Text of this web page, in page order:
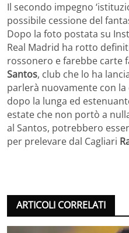
Il secondo impegno
possibile cessione del
Dopo la foto postata su
Real Madrid ha rotto
rossonero e farebbe carte
Santos, club che lo ha
parlerà nuovamente con
dopo la lunga ed
estate che non portò a
al Santos, potrebbero
per prelevare dal Cagliari
ARTICOLI CORRELATI